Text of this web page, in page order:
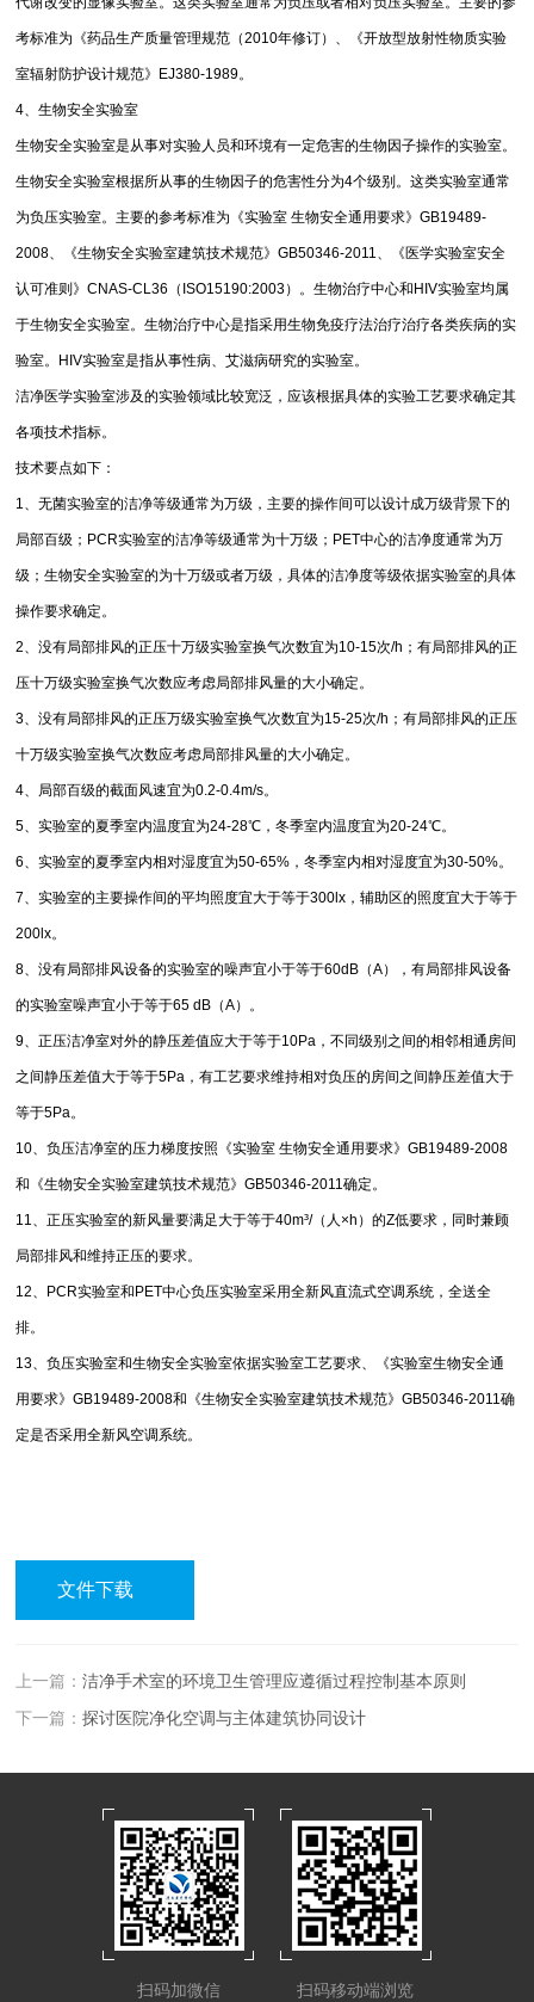
考标准为《药品生产质量管理规范（2010年修订）、《开放型放射性物质实验
室辐射防护设计规范》EJ380-1989。
4、生物安全实验室
生物安全实验室是从事对实验人员和环境有一定危害的生物因子操作的实验室。
生物安全实验室根据所从事的生物因子的危害性分为4个级别。这类实验室通常
为负压实验室。主要的参考标准为《实验室 生物安全通用要求》GB19489-
2008、《生物安全实验室建筑技术规范》GB50346-2011、《医学实验室安全
认可准则》CNAS-CL36（ISO15190:2003）。生物治疗中心和HIV实验室均属
于生物安全实验室。生物治疗中心是指采用生物免疫疗法治疗治疗各类疾病的实
验室。HIV实验室是指从事性病、艾滋病研究的实验室。
洁净医学实验室涉及的实验领域比较宽泛，应该根据具体的实验工艺要求确定其
各项技术指标。
技术要点如下：
1、无菌实验室的洁净等级通常为万级，主要的操作间可以设计成万级背景下的
局部百级；PCR实验室的洁净等级通常为十万级；PET中心的洁净度通常为万
级；生物安全实验室的为十万级或者万级，具体的洁净度等级依据实验室的具体
操作要求确定。
2、没有局部排风的正压十万级实验室换气次数宜为10-15次/h；有局部排风的正
压十万级实验室换气次数应考虑局部排风量的大小确定。
3、没有局部排风的正压万级实验室换气次数宜为15-25次/h；有局部排风的正压
十万级实验室换气次数应考虑局部排风量的大小确定。
4、局部百级的截面风速宜为0.2-0.4m/s。
5、实验室的夏季室内温度宜为24-28℃，冬季室内温度宜为20-24℃。
6、实验室的夏季室内相对湿度宜为50-65%，冬季室内相对湿度宜为30-50%。
7、实验室的主要操作间的平均照度宜大于等于300lx，辅助区的照度宜大于等于
200lx。
8、没有局部排风设备的实验室的噪声宜小于等于60dB（A），有局部排风设备
的实验室噪声宜小于等于65 dB（A）。
9、正压洁净室对外的静压差值应大于等于10Pa，不同级别之间的相邻相通房间
之间静压差值大于等于5Pa，有工艺要求维持相对负压的房间之间静压差值大于
等于5Pa。
10、负压洁净室的压力梯度按照《实验室 生物安全通用要求》GB19489-2008
和《生物安全实验室建筑技术规范》GB50346-2011确定。
11、正压实验室的新风量要满足大于等于40m³/（人×h）的Z低要求，同时兼顾
局部排风和维持正压的要求。
12、PCR实验室和PET中心负压实验室采用全新风直流式空调系统，全送全
排。
13、负压实验室和生物安全实验室依据实验室工艺要求、《实验室生物安全通
用要求》GB19489-2008和《生物安全实验室建筑技术规范》GB50346-2011确
定是否采用全新风空调系统。
文件下载
上一篇：洁净手术室的环境卫生管理应遵循过程控制基本原则
下一篇：探讨医院净化空调与主体建筑协同设计
扫码加微信 扫码移动端浏览